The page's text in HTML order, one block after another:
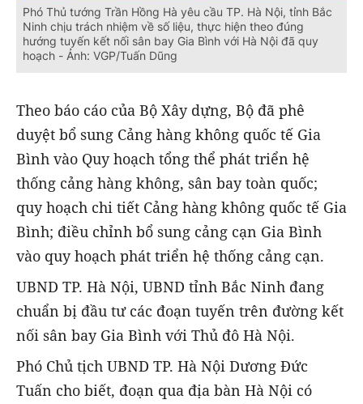
Phó Thủ tướng Trần Hồng Hà yêu cầu TP. Hà Nội, tỉnh Bắc
Ninh chịu trách nhiệm về số liệu, thực hiện theo đúng
hướng tuyến kết nối sân bay Gia Bình với Hà Nội đã quy
hoạch - Ảnh: VGP/Tuấn Dũng
Theo báo cáo của Bộ Xây dựng, Bộ đã phê
duyệt bổ sung Cảng hàng không quốc tế Gia
Bình vào Quy hoạch tổng thể phát triển hệ
thống cảng hàng không, sân bay toàn quốc;
quy hoạch chi tiết Cảng hàng không quốc tế Gia
Bình; điều chỉnh bổ sung cảng cạn Gia Bình
vào quy hoạch phát triển hệ thống cảng cạn.
UBND TP. Hà Nội, UBND tỉnh Bắc Ninh đang
chuẩn bị đầu tư các đoạn tuyến trên đường kết
nối sân bay Gia Bình với Thủ đô Hà Nội.
Phó Chủ tịch UBND TP. Hà Nội Dương Đức
Tuấn cho biết, đoạn qua địa bàn Hà Nội có